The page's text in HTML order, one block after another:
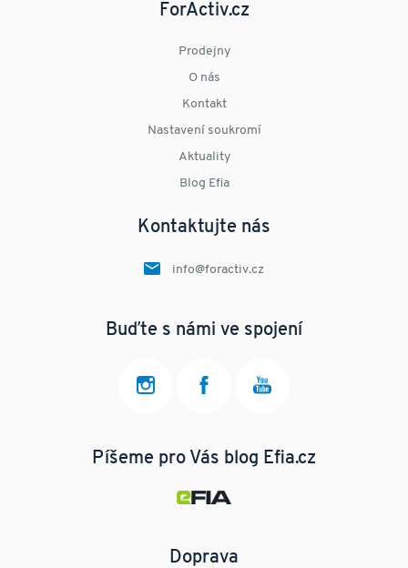
ForActiv.cz
Prodejny
O nás
Kontakt
Nastavení soukromí
Aktuality
Blog Efia
Kontaktujte nás
info@foractiv.cz
Buďte s námi ve spojení
Píšeme pro Vás blog Efia.cz
Doprava